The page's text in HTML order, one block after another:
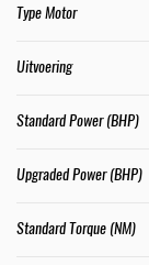
Type Motor
Uitvoering
Standard Power (BHP)
Upgraded Power (BHP)
Standard Torque (NM)